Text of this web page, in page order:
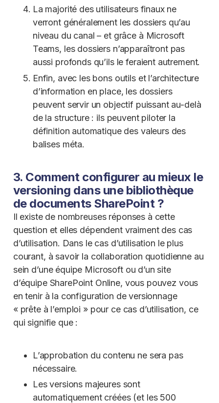
La majorité des utilisateurs finaux ne
verront généralement les dossiers qu’au
niveau du canal – et grâce à Microsoft
Teams, les dossiers n’apparaîtront pas
aussi profonds qu’ils le feraient autrement.
Enfin, avec les bons outils et l’architecture
d’information en place, les dossiers
peuvent servir un objectif puissant au-delà
de la structure : ils peuvent piloter la
définition automatique des valeurs des
balises méta.
3. Comment configurer au mieux le
versioning dans une bibliothèque
de documents SharePoint ?
Il existe de nombreuses réponses à cette
question et elles dépendent vraiment des cas
d’utilisation. Dans le cas d’utilisation le plus
courant, à savoir la collaboration quotidienne au
sein d’une équipe Microsoft ou d’un site
d’équipe SharePoint Online, vous pouvez vous
en tenir à la configuration de versionnage
« prête à l’emploi » pour ce cas d’utilisation, ce
qui signifie que :
L’approbation du contenu ne sera pas
nécessaire.
Les versions majeures sont
automatiquement créées (et les 500